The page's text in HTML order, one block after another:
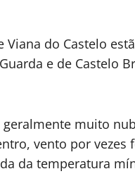
do Castelo
e de Castelo
muito
vento por
da temperatura